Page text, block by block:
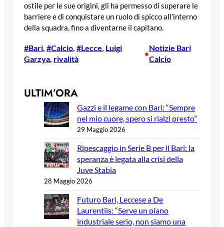
ostile per le sue origini, gli ha permesso di superare le
barriere e di conquistare un ruolo di spicco all’interno
della squadra, fino a diventarne il capitano.
#Bari, #Calcio, #Lecce, Luigi
Garzya, rivalità
•
Notizie Bari
Calcio
ULTIM’ORA
Gazzi e il legame con Bari: “Sempre
nel mio cuore, spero si rialzi presto”
29 Maggio 2026
Ripescaggio in Serie B per il Bari: la
speranza è legata alla crisi della
Juve Stabia
28 Maggio 2026
Futuro Bari, Leccese a De
Laurentiis: “Serve un piano
industriale serio, non siamo una